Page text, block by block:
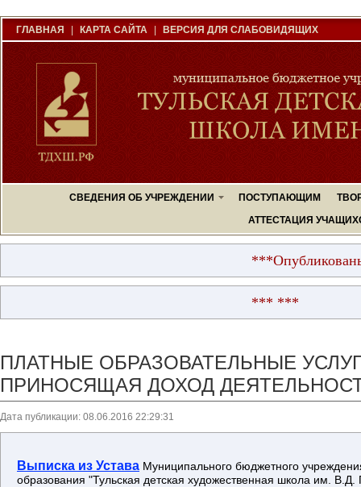
ГЛАВНАЯ КАРТА САЙТА ВЕРСИЯ ДЛЯ СЛАБОВИДЯЩИХ
СВЕДЕНИЯ ОБ УЧРЕЖДЕНИИ ПОСТУПАЮЩИМ
АТТЕСТАЦИЯ
***Опубликованы
*** ***
ПЛАТНЫЕ ОБРАЗОВАТЕЛЬНЫЕ
ПРИНОСЯЩАЯ ДОХОД
Дата публикации: 08.06.2016 22:29:31
Выписка из Устава Муниципального бюджетного
образования "Тульская детская художественная школа им. В.Д.